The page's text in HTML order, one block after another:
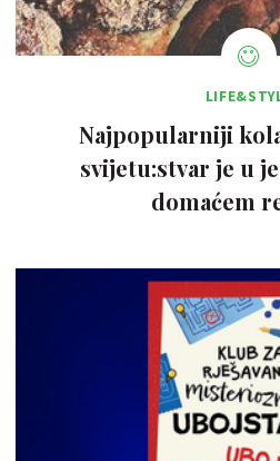
Najpopularniji
svijetu:stvar je u
domaćem